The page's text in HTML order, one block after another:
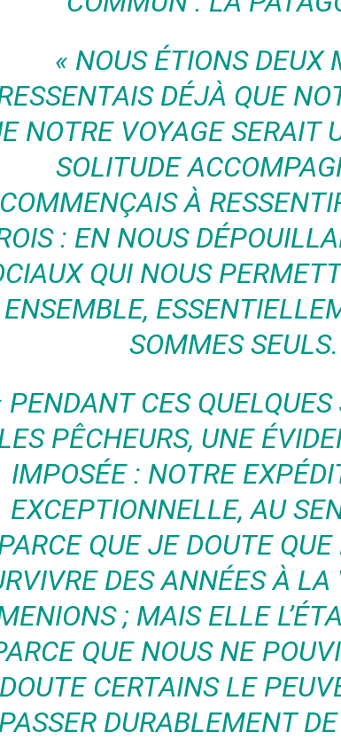
« NOUS ÉTIONS DEUX
DÉJÀ QUE
NOTRE VOYAGE SERAIT
SOLITUDE
COMMENÇAIS À
: EN NOUS
QUI NOUS
ENSEMBLE,
SOMMES
PENDANT CES
PÊCHEURS, UNE
IMPOSÉE : NOTRE
EXCEPTIONNELLE, AU
QUE JE DOUTE QUE
DES ANNÉES À LA
; MAIS ELLE
QUE NOUS NE
DOUTE CERTAINS LE
PASSER DURABLEMENT DE